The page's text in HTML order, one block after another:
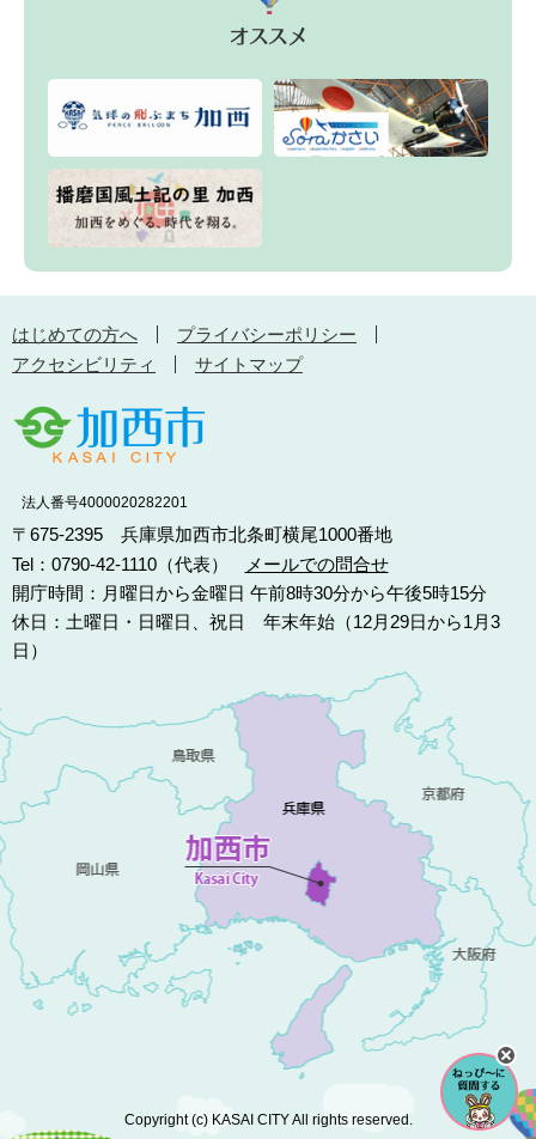
はじめての方へ
プライバシーポリシー
アクセシビリティ
サイトマップ
法人番号4000020282201
〒675-2395 兵庫県加西市北条町横尾1000番地
Tel：0790-42-1110（代表）
メールでの問合せ
開庁時間：月曜日から金曜日 午前8時30分から午後5時15分
休日：土曜日・日曜日、祝日 年末年始（12月29日から1月3
日）
Copyright (c) KASAI CITY All rights reserved.